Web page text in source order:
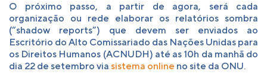
O próximo passo, a partir de agora, será cada
organização ou rede elaborar os relatórios sombra
(“shadow reports”) que devem ser enviados ao
Escritório do Alto Comissariado das Nações Unidas para
os Direitos Humanos (ACNUDH) até as 10h da manhã do
dia 22 de setembro via sistema online no site da ONU.